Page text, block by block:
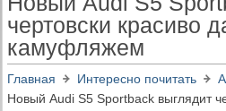
чертовски красиво
камуфляжем
Главная Интересно почитать